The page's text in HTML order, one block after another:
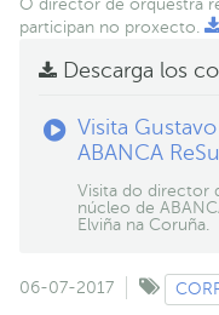
O director de orquestra
participan no proxecto.
Descarga los
Visita
ABANCA
Visita do director
núcleo de
Elviña na Coruña.
06-07-2017